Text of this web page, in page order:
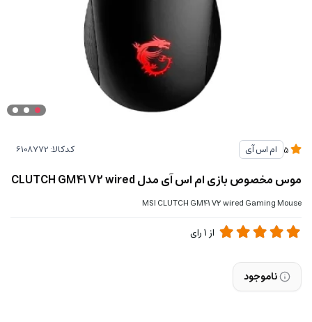
ام اس آی کدکالا:
موس مخصوص بازی ام اس آی مدل CLUTCH GM41 V2 wired
MSI CLUTCH GM41 V2 wired Gaming Mouse
از 1رای
ناموجود